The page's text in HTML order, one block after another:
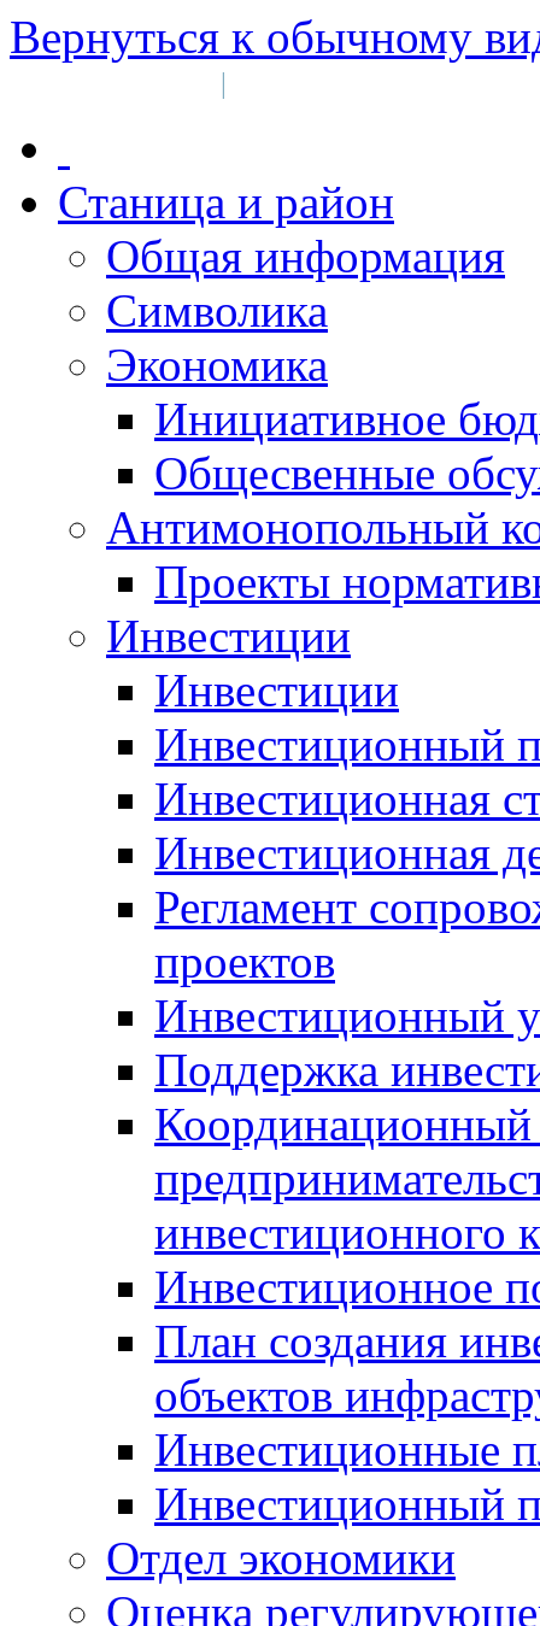
Вернуться к обычному
|
Станица и район
Общая информация
Символика
Экономика
Инициативное
Общесвенные
Антимонопольный
Проекты
Инвестиции
Инвестиции
Инвестиционный
Инвестиционная
Инвестиционная
Регламент
проектов
Инвестиционный
Поддержка
Координационный
инвестиционного
Инвестиционное
План создания
объектов
Инвестиционные
Инвестиционный
Отдел экономики
Оценка